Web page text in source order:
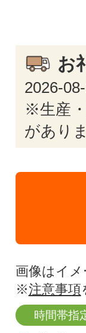
お
2026-
※生産
があり
画像はイメ
※注意事項
時間帯指